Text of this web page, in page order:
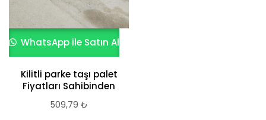
WhatsApp ile Satın Al
Kilitli parke taşı palet
Fiyatları Sahibinden
509,79 ₺